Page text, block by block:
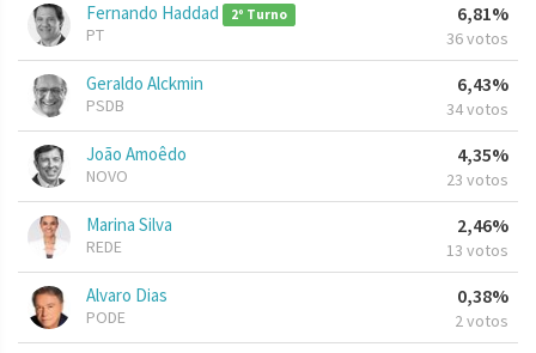
Fernando Haddad 2º Turno
PT
6,81%
36 votos
Geraldo Alckmin
PSDB
6,43%
34 votos
João Amoêdo
NOVO
4,35%
23 votos
Marina Silva
REDE
2,46%
13 votos
Alvaro Dias
PODE
0,38%
2 votos